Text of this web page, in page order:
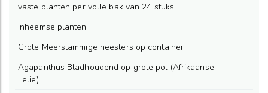
vaste planten per volle bak van 24 stuks
Inheemse planten
Grote Meerstammige heesters op container
Agapanthus Bladhoudend op grote pot (Afrikaanse
Lelie)